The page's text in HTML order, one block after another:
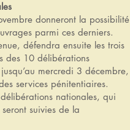
donneront la possibilité
parmi ces derniers.
défendra ensuite les trois
des 10 délibérations
mercredi 3 décembre,
services pénitentiaires.
nationales, qui
suivies de la